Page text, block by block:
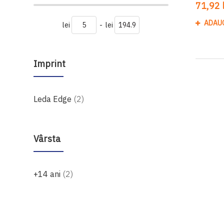
lei - lei
Imprint
Leda Edge 2produse
Vârsta
+14 ani 2produse
71,92